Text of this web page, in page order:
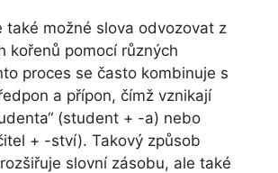
také možné slova odvozovat z
kořenů pomocí různých
proces se často kombinuje s
a přípon, čímž vznikají
(student + -a) nebo
+ -ství). Takový způsob
slovní zásobu, ale také